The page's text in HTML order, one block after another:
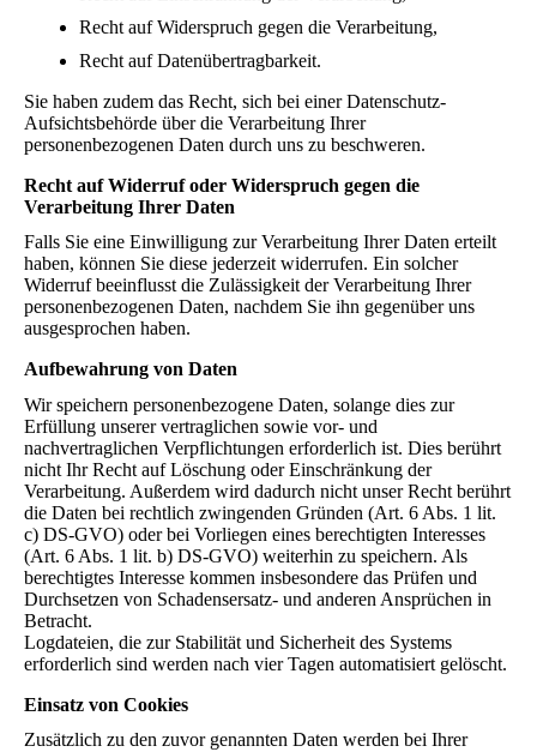
Recht auf Widerspruch gegen die Verarbeitung,
Recht auf Datenübertragbarkeit.
Sie haben zudem das Recht, sich bei einer Datenschutz-
Aufsichtsbehörde über die Verarbeitung Ihrer
personenbezogenen Daten durch uns zu beschweren.
Recht auf Widerruf oder Widerspruch gegen die
Verarbeitung Ihrer Daten
Falls Sie eine Einwilligung zur Verarbeitung Ihrer Daten erteilt
haben, können Sie diese jederzeit widerrufen. Ein solcher
Widerruf beeinflusst die Zulässigkeit der Verarbeitung Ihrer
personenbezogenen Daten, nachdem Sie ihn gegenüber uns
ausgesprochen haben.
Aufbewahrung von Daten
Wir speichern personenbezogene Daten, solange dies zur
Erfüllung unserer vertraglichen sowie vor- und
nachvertraglichen Verpflichtungen erforderlich ist. Dies berührt
nicht Ihr Recht auf Löschung oder Einschränkung der
Verarbeitung. Außerdem wird dadurch nicht unser Recht berührt
die Daten bei rechtlich zwingenden Gründen (Art. 6 Abs. 1 lit.
c) DS-GVO) oder bei Vorliegen eines berechtigten Interesses
(Art. 6 Abs. 1 lit. b) DS-GVO) weiterhin zu speichern. Als
berechtigtes Interesse kommen insbesondere das Prüfen und
Durchsetzen von Schadensersatz- und anderen Ansprüchen in
Betracht.
Logdateien, die zur Stabilität und Sicherheit des Systems
erforderlich sind werden nach vier Tagen automatisiert gelöscht.
Einsatz von Cookies
Zusätzlich zu den zuvor genannten Daten werden bei Ihrer